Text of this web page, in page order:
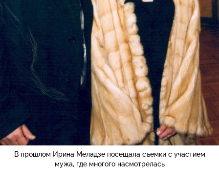
В прошлом Ирина Меладзе посещала съемки с участием
мужа, где многого насмотрелась